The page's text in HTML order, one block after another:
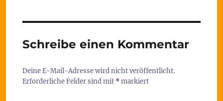
Schreibe einen Kommentar
Deine E-Mail-Adresse wird nicht veröffentlicht.
Erforderliche Felder sind mit *markiert